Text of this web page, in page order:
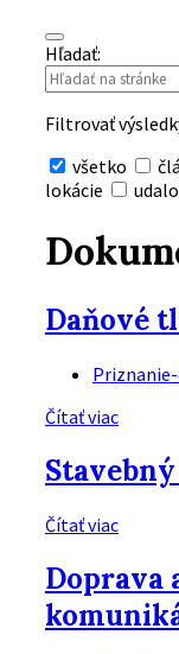
Hľadať:
Filtrovať
všetko
lokácie
vyhľadávanie
Daňové
Prílohy
Čítať viac
Čítať viac
Doprava